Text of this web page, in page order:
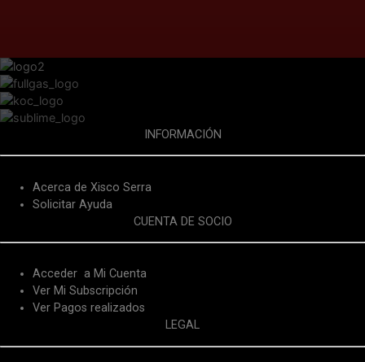
INFORMACIÓN
Acerca de Xisco Serra
Solicitar Ayuda
CUENTA DE SOCIO
Acceder a Mi Cuenta
Ver Mi Subscripción
Ver Pagos realizados
LEGAL